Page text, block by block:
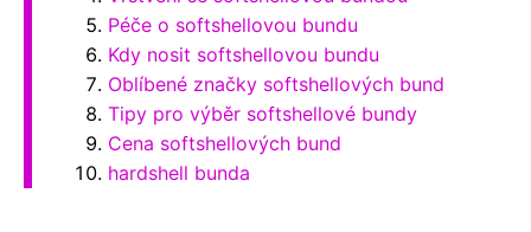
Péče o softshellovou bundu
Kdy nosit softshellovou bundu
Oblíbené značky softshellových bund
Tipy pro výběr softshellové bundy
Cena softshellových bund
hardshell bunda